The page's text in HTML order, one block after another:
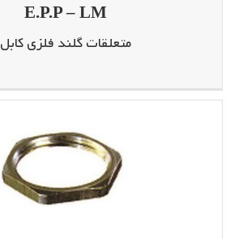
E.P.P – LM
متعلقات گلند فلزی کابل